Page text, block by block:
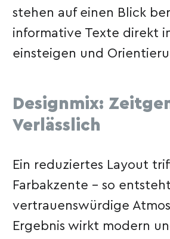
stehen auf einen Blick
informative Texte direkt
einsteigen und
Designmix:
Verlässlich
Ein reduziertes Layout
Farbakzente – so
vertrauenswürdige
Ergebnis wirkt modern